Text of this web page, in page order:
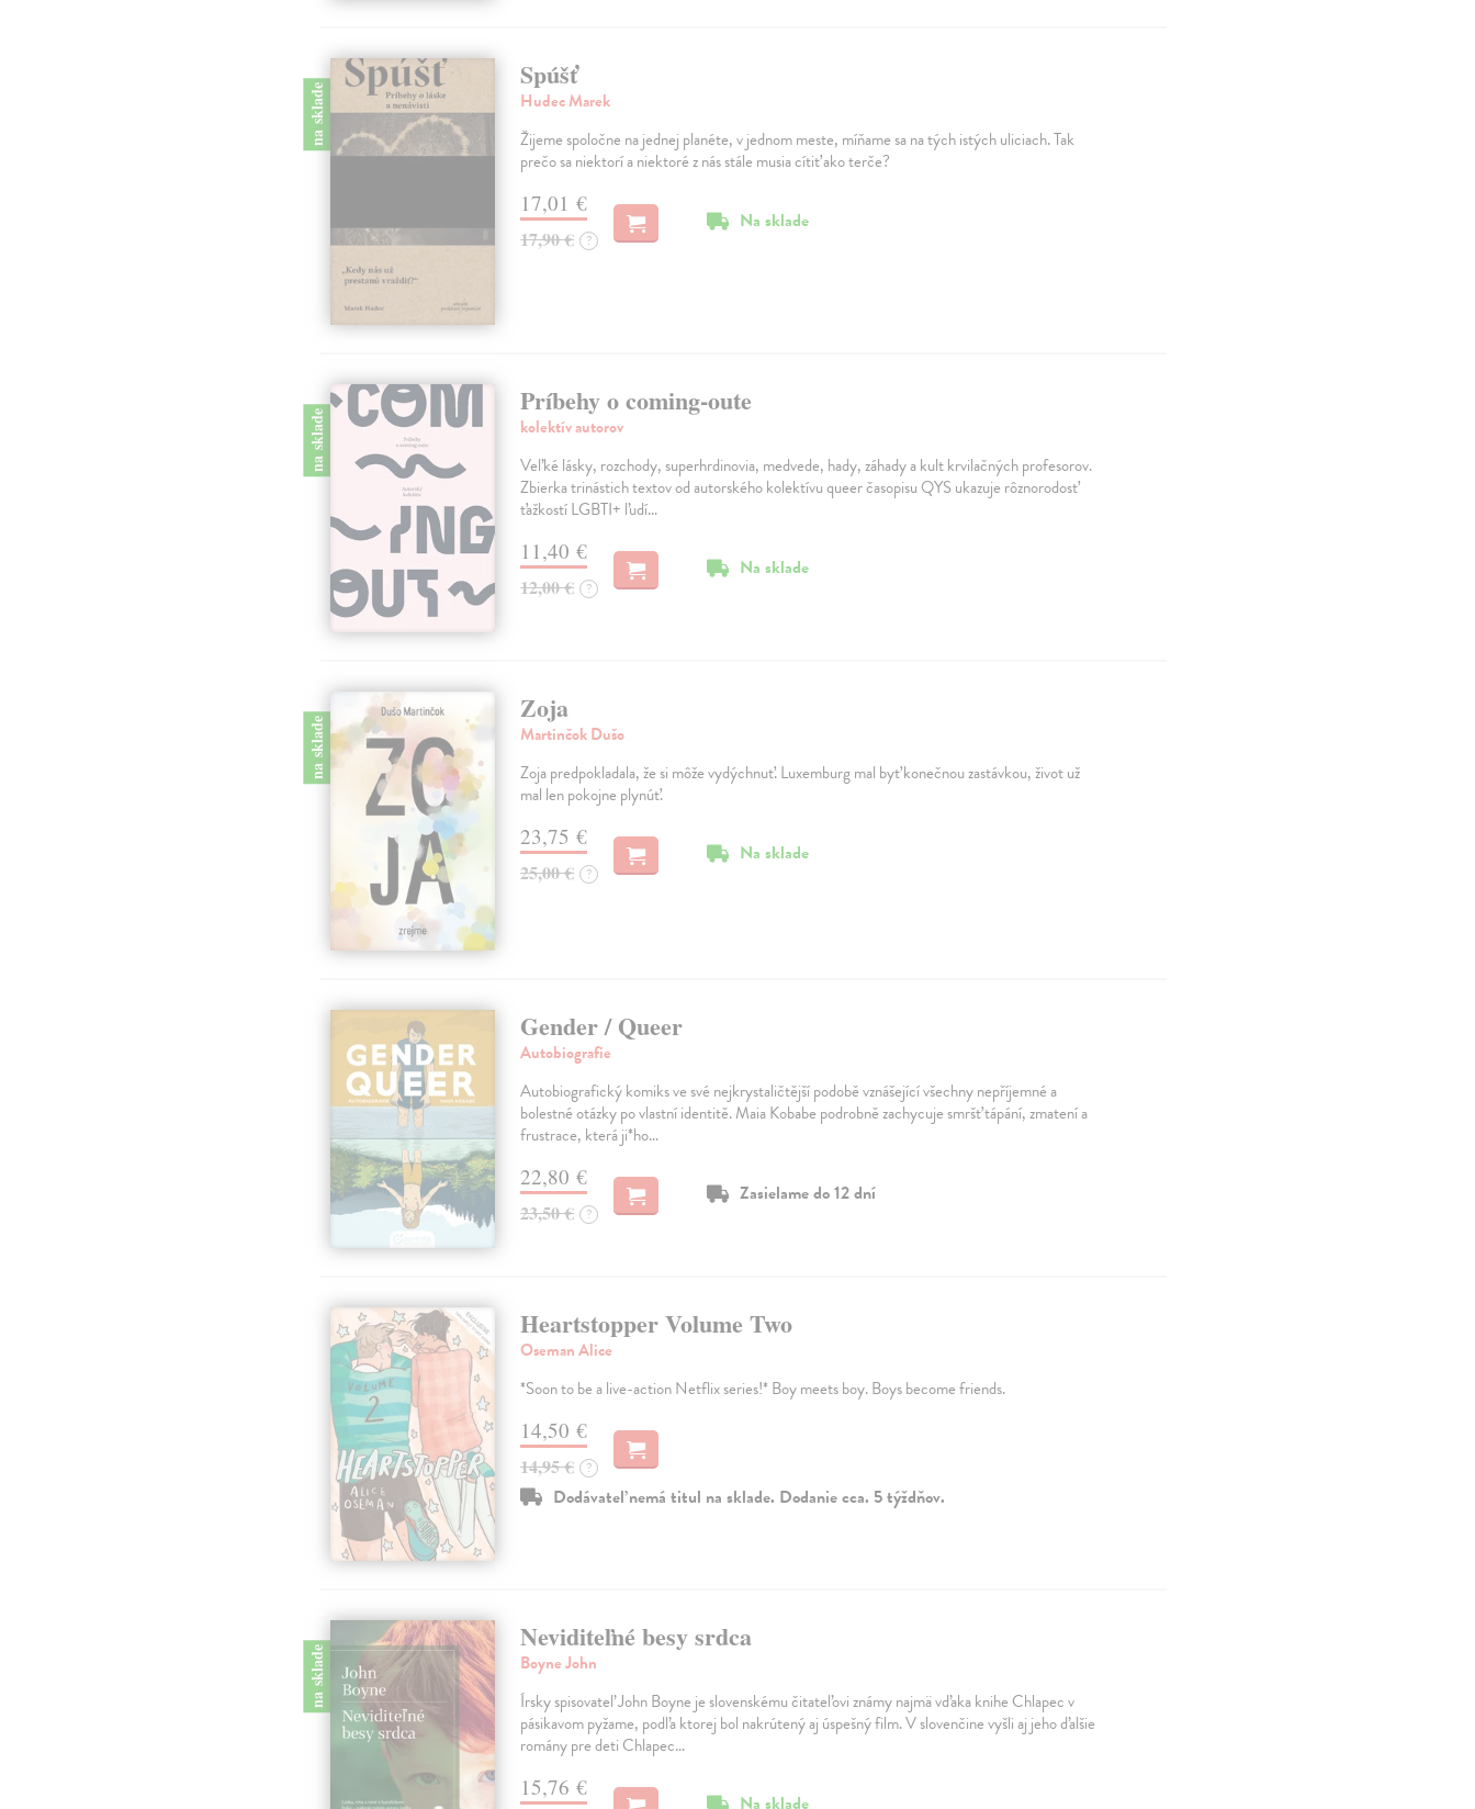
na sklade
Spúšť
Hudec Marek
Žijeme spoločne na jednej planéte, v jednom meste, míňame sa na tých istých uliciach. Tak
prečo sa niektorí a niektoré z nás stále musia cítiť ako terče?
17,01 €
17,90 € ?
Na sklade
na sklade
Príbehy o coming-oute
kolektív autorov
Veľké lásky, rozchody, superhrdinovia, medvede, hady, záhady a kult krvilačných profesorov.
Zbierka trinástich textov od autorského kolektívu queer časopisu QYS ukazuje rôznorodosť
ťažkostí LGBTI+ ľudí…
11,40 €
12,00 € ?
Na sklade
na sklade
Zoja
Martinčok Dušo
Zoja predpokladala, že si môže vydýchnuť. Luxemburg mal byť konečnou zastávkou, život už
mal len pokojne plynúť.
23,75 €
25,00 € ?
Na sklade
Gender / Queer
Autobiografie
Autobiografický komiks ve své nejkrystaličtější podobě vznášející všechny nepříjemné a
bolestné otázky po vlastní identitě. Maia Kobabe podrobně zachycuje smršť tápání, zmatení a
frustrace, která ji*ho…
22,80 €
23,50 € ?
Zasielame do 12 dní
Heartstopper Volume Two
Oseman Alice
*Soon to be a live-action Netflix series!* Boy meets boy. Boys become friends.
14,50 €
14,95 € ?
Dodávateľ nemá titul na sklade. Dodanie cca. 5 týždňov.
na sklade
Neviditeľné besy srdca
Boyne John
Írsky spisovateľ John Boyne je slovenskému čitateľovi známy najmä vďaka knihe Chlapec v
pásikavom pyžame, podľa ktorej bol nakrútený aj úspešný film. V slovenčine vyšli aj jeho ďalšie
romány pre deti Chlapec…
15,76 €